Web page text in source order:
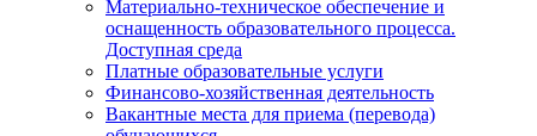
Материально-техническое обеспечение и
оснащенность образовательного процесса.
Доступная среда
Платные образовательные услуги
Финансово-хозяйственная деятельность
Вакантные места для приема (перевода)